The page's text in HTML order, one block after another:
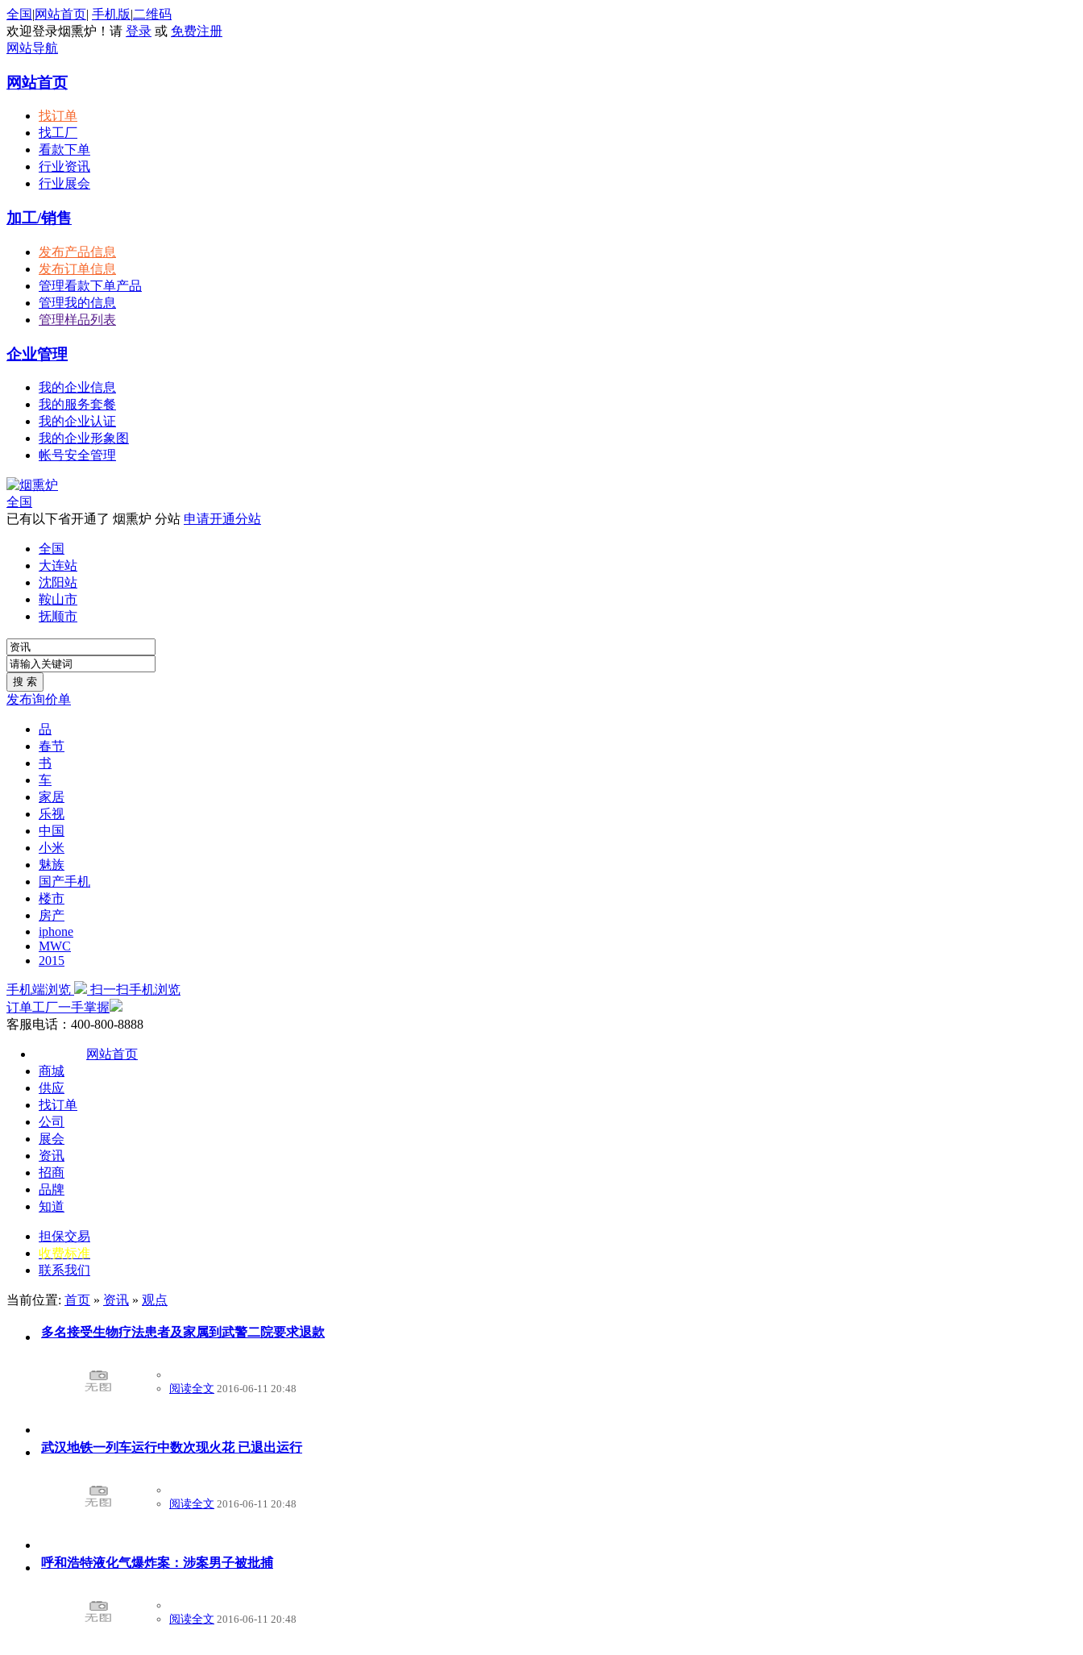
全国|网站首页| 手机版|二维码
欢迎登录烟熏炉！请 登录 或 免费注册
网站导航
网站首页
找订单
找工厂
看款下单
行业资讯
行业展会
加工/销售
发布产品信息
发布订单信息
管理看款下单产品
管理我的信息
管理样品列表
企业管理
我的企业信息
我的服务套餐
我的企业认证
我的企业形象图
帐号安全管理
全国
已有以下省开通了 烟熏炉 分站 申请开通分站
全国
大连站
沈阳站
鞍山市
抚顺市
发布询价单
品
春节
书
车
家居
乐视
中国
小米
魅族
国产手机
楼市
房产
iphone
MWC
2015
手机端浏览
扫一扫手机浏览
订单工厂一手掌握
客服电话：400-800-8888
网站首页
商城
供应
找订单
公司
展会
资讯
招商
品牌
知道
担保交易
收费标准
联系我们
当前位置: 首页 » 资讯 » 观点
多名接受生物疗法患者及家属到武警二院要求退款
阅读全文 2016-06-11 20:48
武汉地铁一列车运行中数次现火花 已退出运行
阅读全文 2016-06-11 20:48
呼和浩特液化气爆炸案：涉案男子被批捕
阅读全文 2016-06-11 20:48